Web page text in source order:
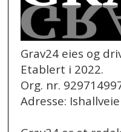
Grav24 eies og
Etablert i 2022.
Org. nr.
Adresse: